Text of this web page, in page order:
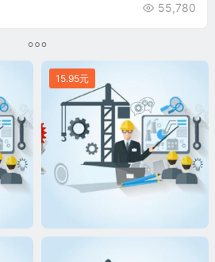
55,780
15.95元